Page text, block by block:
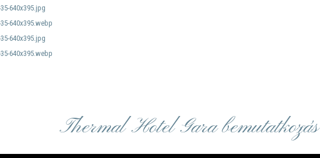
Thermal Hotel Gara bemutatkozás